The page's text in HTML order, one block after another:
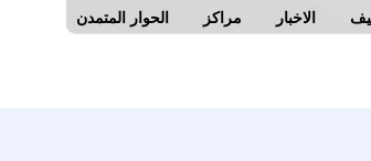
الحوار المتمدن مراكز الاخبار